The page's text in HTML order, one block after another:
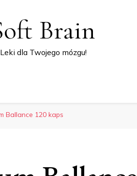
Brain
Leki dla Twojego mózgu!
Ballance 120 kaps